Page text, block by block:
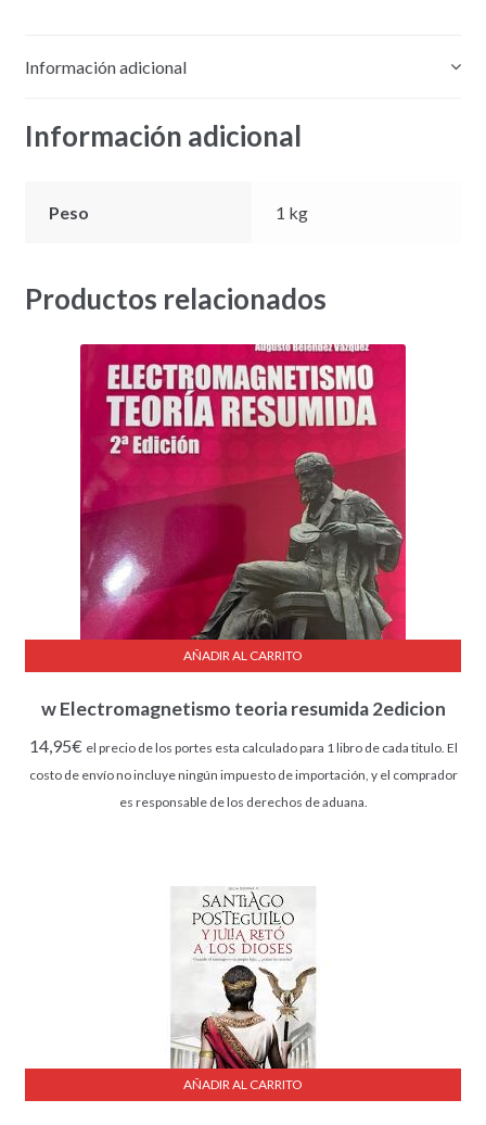
Información adicional
Información adicional
Peso 1 kg
Productos relacionados
w Electromagnetismo teoria resumida 2edicion
14,95€ el precio de los portes esta calculado para 1 libro de cada titulo. El
costo de envío no incluye ningún impuesto de importación, y el comprador
es responsable de los derechos de aduana.
AÑADIR AL CARRITO
AÑADIR AL CARRITO